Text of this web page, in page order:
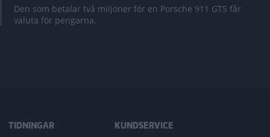
Den som betalar två miljoner för en Porsche 911 GTS får
valuta för pengarna.
TIDNINGAR KUNDSERVICE